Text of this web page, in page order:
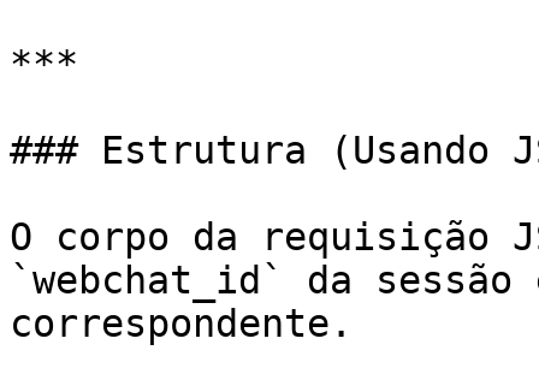
***
### Estrutura (Usando
O corpo da requisição
`webchat_id` da
correspondente.